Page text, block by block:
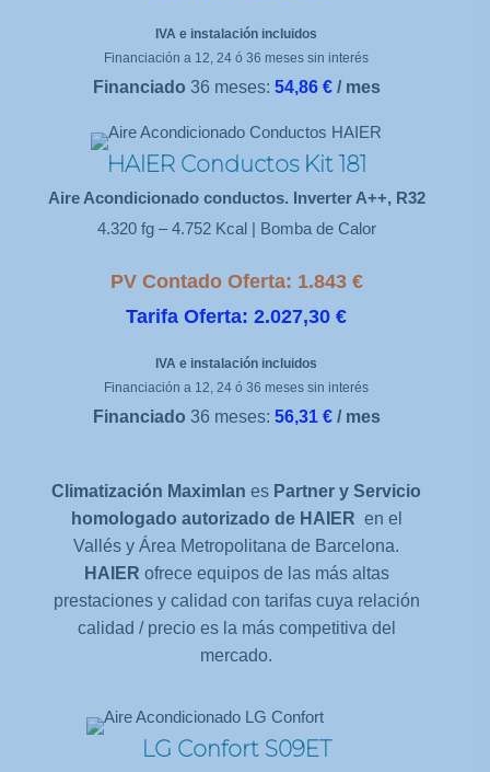
IVA e instalación incluidos
Financiación a 12, 24 ó 36 meses sin interés
Financiado 36 meses: 54,86 €/ mes
HAIER Conductos Kit 181
Aire Acondicionado conductos. Inverter A++, R32
4.320 fg – 4.752 Kcal | Bomba de Calor
PV Contado Oferta: 1.843 €
Tarifa Oferta: 2.027,30 €
IVA e instalación incluidos
Financiación a 12, 24 ó 36 meses sin interés
Financiado 36 meses: 56,31 €/ mes
Climatización Maximlan es Partner y Servicio
homologado autorizado de HAIER en el
Vallés y Área Metropolitana de Barcelona.
HAIER ofrece equipos de las más altas
prestaciones y calidad con tarifas cuya relación
calidad / precio es la más competitiva del
mercado.
LG Confort S09ET